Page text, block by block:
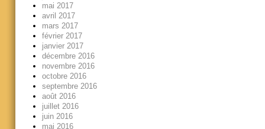
mai 2017
avril 2017
mars 2017
février 2017
janvier 2017
décembre 2016
novembre 2016
octobre 2016
septembre 2016
août 2016
juillet 2016
juin 2016
mai 2016